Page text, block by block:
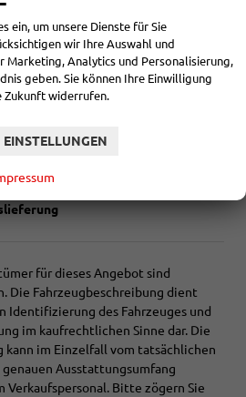
für dieses Angebot sind
Die Fahrzeugbeschreibung dient
Identifizierung des Fahrzeuges und
im kaufrechtlichen Sinne dar. Die
im Einzelfall vom tatsächlichen
Ausstattungsumfang
Verkaufspersonal. Bitte zögern Sie
ein, um unsere Dienste für Sie
wir Ihre Auswahl und
Analytics und Personalisierung,
geben. Sie können Ihre Einwilligung
widerrufen.
EINSTELLUNGEN